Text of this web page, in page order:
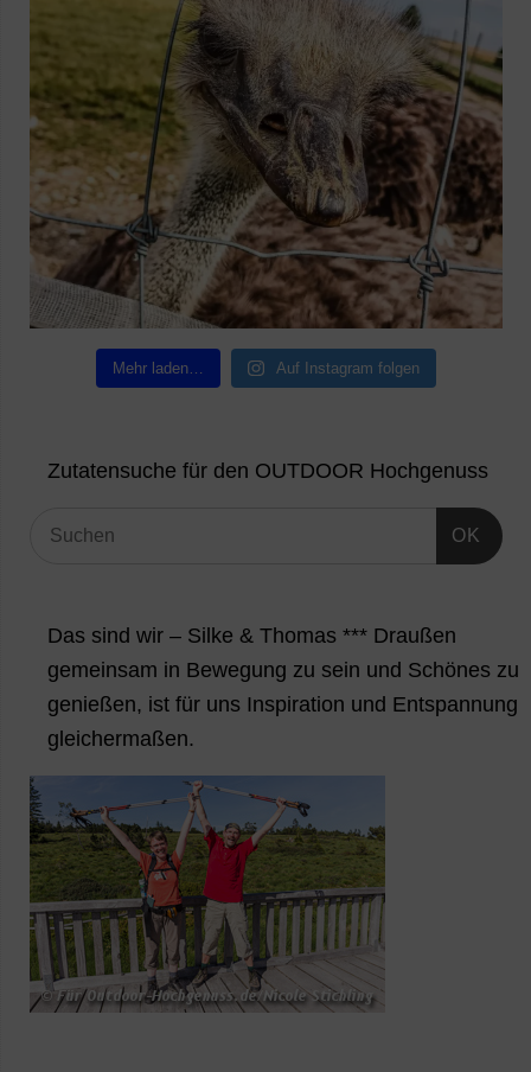
Mehr laden… Auf Instagram folgen
Zutatensuche für den OUTDOOR Hochgenuss
OK
Das sind wir – Silke & Thomas *** Draußen
gemeinsam in Bewegung zu sein und Schönes zu
genießen, ist für uns Inspiration und Entspannung
gleichermaßen.